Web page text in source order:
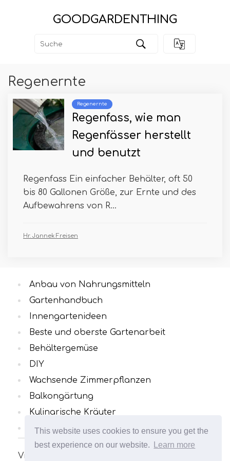
This website uses cookies to ensure you get the
best experience on our website.
Learn more
GOODGARDENTHING
Regenernte
Regenernte
Regenfass, wie man
Regenfässer herstellt
und benutzt
Regenfass Ein einfacher Behälter, oft 50
bis 80 Gallonen Größe, zur Ernte und des
Aufbewahrens von R...
Hr. Jannek Freisen
Viele interessante und nützliche Artikel zum
Anbau von Nahrungsmitteln
Gartenhandbuch
Innengartenideen
Beste und oberste Gartenarbeit
Behältergemüse
DIY
Wachsende Zimmerpflanzen
Balkongärtung
Kulinarische Kräuter
Alle Kategorien